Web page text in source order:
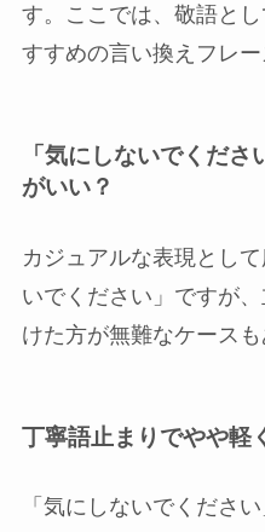
す。ここでは、敬語と
すすめの言い換えフレー
「気にしないでくだ
がいい？
カジュアルな表現とし
いでください」ですが
けた方が無難なケースも
丁寧語止まりでやや軽
「気にしないでくださ